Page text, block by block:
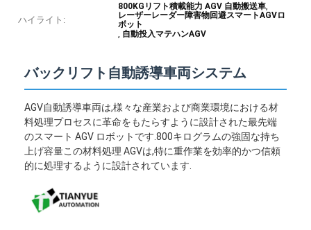
ハイライト:
800KGリフト積載能力 AGV 自動搬送車,
レーザーレーダー障害物回避スマートAGVロ
ボット
, 自動投入マテハンAGV
バックリフト自動誘導車両システム
AGV自動誘導車両は,様々な産業および商業環境における材
料処理プロセスに革命をもたらすように設計された最先端
のスマート AGV ロボットです.800キログラムの強固な持ち
上げ容量この材料処理 AGVは,特に重作業を効率的かつ信頼
的に処理するように設計されています.